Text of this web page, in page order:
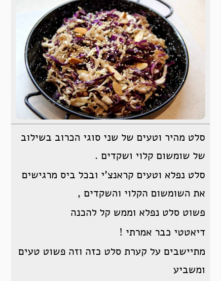
סלט מהיר וטעים של שני סוגי הכרוב בשילוב
של שומשום קלוי ושקדים .
סלט נפלא וטעים קראנצ’י ובכל ביס מרגישים
את השומשום הקלוי והשקדים ,
פשוט סלט נפלא וממש קל להכנה
דיאטטי כבר אמרתי !
מתיישבים על קערת סלט כזה וזה פשוט טעים
ומשביע